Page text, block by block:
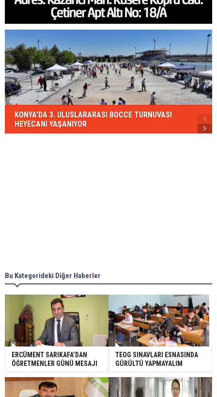
KONYA’DA 3. ULUSLARARASI BOCCE TURNUVASI
HEYECANI YAŞANIYOR
Bu Kategorideki Diğer Haberler
ERCÜMENT SARIKAFA’DAN
ÖĞRETMENLER GÜNÜ MESAJI
TEOG SINAVLARI ESNASINDA
GÜRÜLTÜ YAPMAYALIM